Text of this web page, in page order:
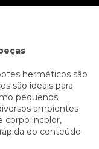
herméticos são
são ideais para
pequenos
ambientes
corpo incolor,
do conteúdo